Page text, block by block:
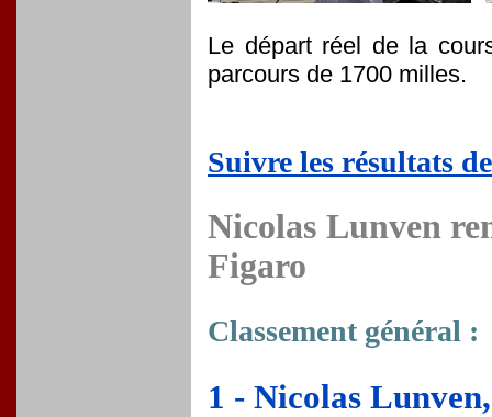
Le départ réel de la
parcours de 1700 milles.
Suivre les résultats
Nicolas Lunven
Figaro
Classement général :
1 - Nicolas